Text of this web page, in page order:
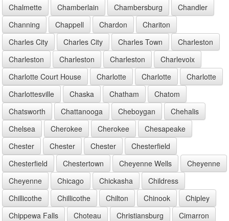
Chalmette
Chamberlain Chambersburg
Chandler
Channing
Chappell Chardon
Chariton
Charles City
Charles City Charles Town
Charleston
Charleston
Charleston Charleston
Charlevoix
Charlotte Court House
Charlotte Charlotte
Charlotte
Charlottesville
Chaska Chatham
Chatom
Chatsworth
Chattanooga Cheboygan
Chehalis
Chelsea
Cherokee Cherokee
Chesapeake
Chester
Chester Chester
Chesterfield
Chesterfield
Chestertown Cheyenne Wells
Cheyenne
Cheyenne
Chicago Chickasha
Childress
Chillicothe
Chillicothe Chilton Chinook
Chipley
Chippewa Falls
Choteau Christiansburg
Cimarron